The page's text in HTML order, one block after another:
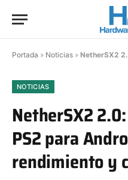
Portada » Noticias » NetherSX2 2.0: el
NOTICIAS
NetherSX2
PS2 para
rendimiento y